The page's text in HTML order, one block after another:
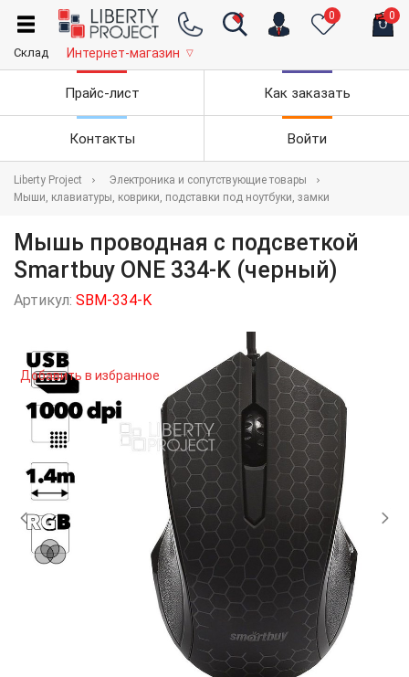
0 0
Склад Интернет-магазин ▽
Прайс-лист Как заказать
Контакты Войти
Liberty Project
Электроника и сопутствующие товары
Мыши, клавиатуры, коврики, подставки под ноутбуки, замки
Мышь проводная с подсветкой
Smartbuy ONE 334-K (черный)
Артикул: SBM-334-K
Добавить в избранное